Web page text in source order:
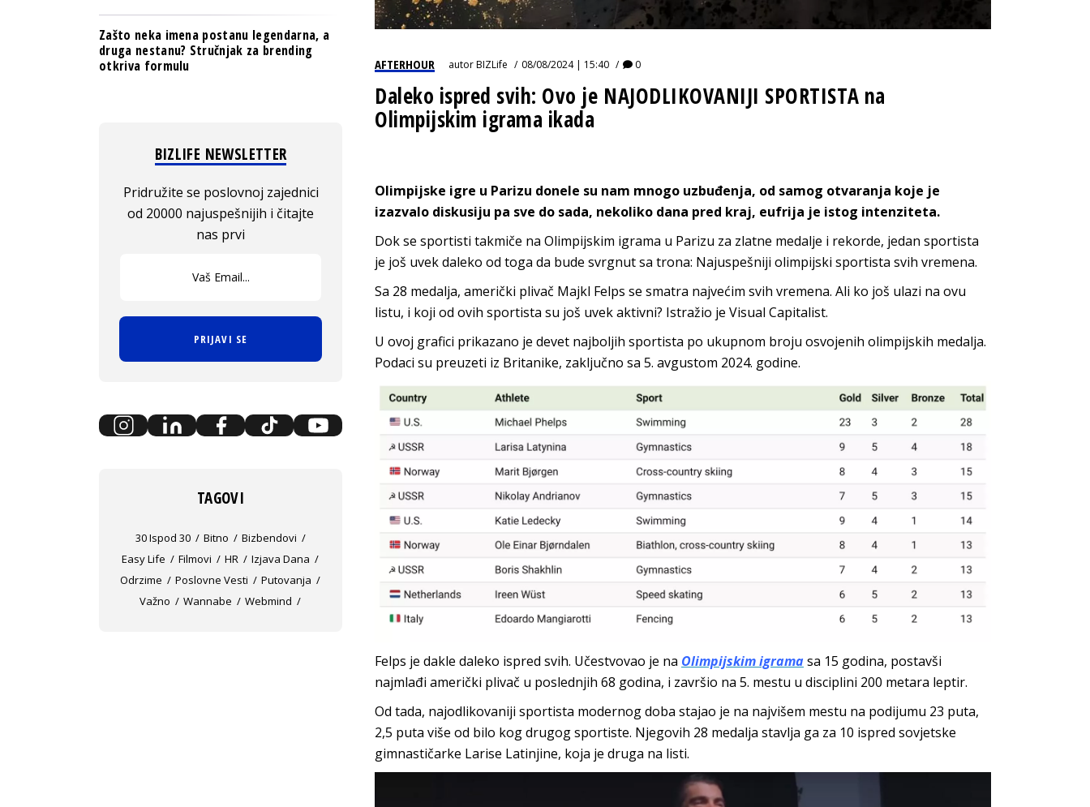
AFTERHOUR autorBIZLife 08/08/2024 | 15:40 0
Daleko ispred svih: Ovo je NAJODLIKOVANIJI SPORTISTA na
Olimpijskim igrama ikada
Olimpijske igre u Parizu donele su nam mnogo uzbuđenja, od samog otvaranja koje je
izazvalo diskusiju pa sve do sada, nekoliko dana pred kraj, eufrija je istog intenziteta.
Dok se sportisti takmiče na Olimpijskim igrama u Parizu za zlatne medalje i rekorde, jedan sportista
je još uvek daleko od toga da bude svrgnut sa trona: Najuspešniji olimpijski sportista svih vremena.
Sa 28 medalja, američki plivač Majkl Felps se smatra najvećim svih vremena. Ali ko još ulazi na ovu
listu, i koji od ovih sportista su još uvek aktivni? Istražio je Visual Capitalist.
U ovoj grafici prikazano je devet najboljih sportista po ukupnom broju osvojenih olimpijskih medalja.
Podaci su preuzeti iz Britanike, zaključno sa 5. avgustom 2024. godine.
Felps je dakle daleko ispred svih. Učestvovao je na Olimpijskim igramasa 15 godina, postavši
najmlađi američki plivač u poslednjih 68 godina, i završio na 5. mestu u disciplini 200 metara leptir.
Od tada, najodlikovaniji sportista modernog doba stajao je na najvišem mestu na podijumu 23 puta,
2,5 puta više od bilo kog drugog sportiste. Njegovih 28 medalja stavlja ga za 10 ispred sovjetske
gimnastičarke Larise Latinjine, koja je druga na listi.
Zašto neka imena postanu legendarna, a
druga nestanu? Stručnjak za brending
otkriva formulu
BIZLIFE NEWSLETTER
Pridružite se poslovnoj zajednici
od 20000 najuspešnijih i čitajte
nas prvi
PRIJAVI SE
TAGOVI
30 Ispod 30 Bitno
Bizbendovi
Easy Life
Filmovi HR
Izjava Dana
Odrzime
Poslovne Vesti
Putovanja
Važno
Wannabe Webmind